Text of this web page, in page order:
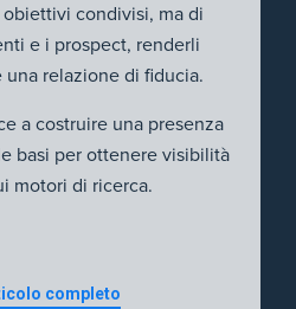
condivisi, ma di
e i prospect, renderli
una relazione di fiducia.
a costruire una presenza
basi per ottenere visibilità
motori di ricerca.
completo